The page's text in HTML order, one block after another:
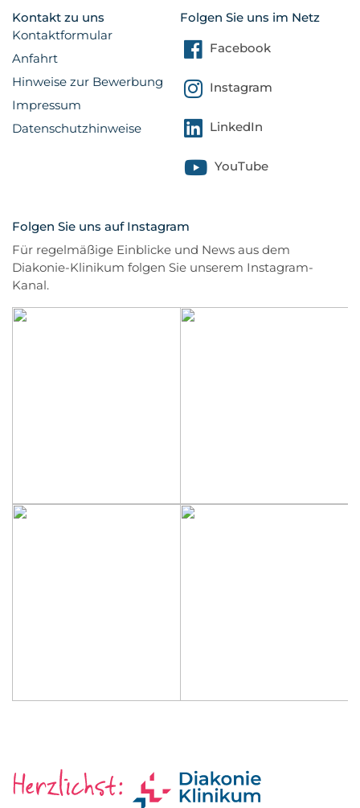
Kontakt zu uns
Kontaktformular
Anfahrt
Hinweise zur Bewerbung
Impressum
Datenschutzhinweise
Folgen Sie uns im Netz
Facebook
Instagram
LinkedIn
YouTube
Folgen Sie uns auf Instagram
Für regelmäßige Einblicke und News aus dem
Diakonie-Klinikum folgen Sie unserem Instagram-
Kanal.